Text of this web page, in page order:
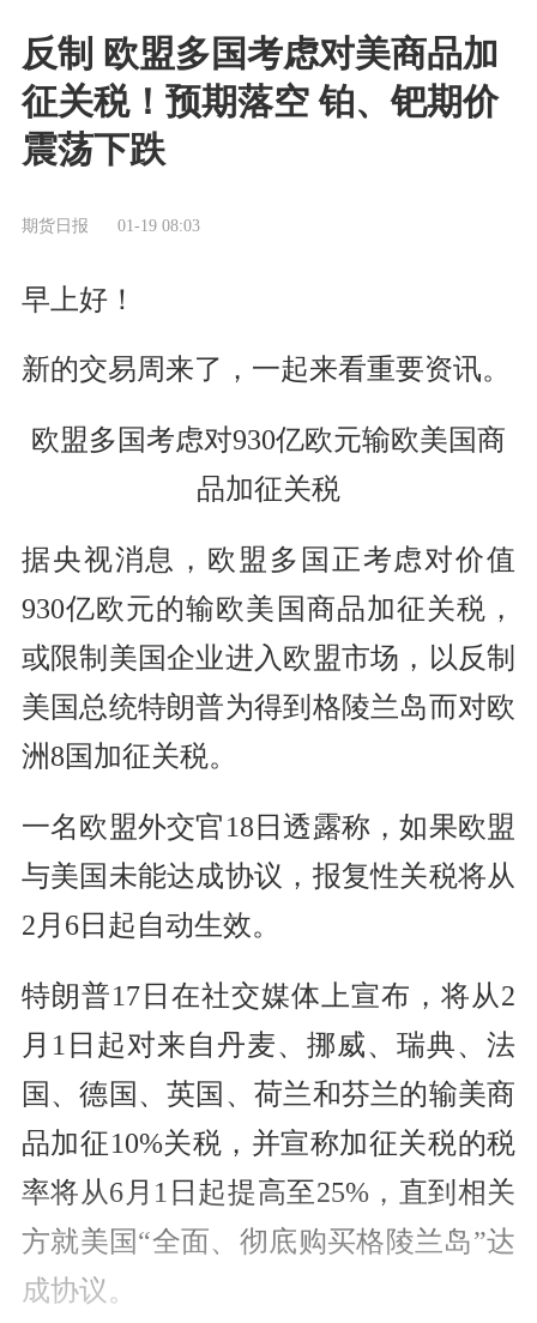
反制 欧盟多国考虑对美商品加
征关税！预期落空 铂、钯期价
震荡下跌
期货日报 01-19 08:03
早上好！
新的交易周来了，一起来看重要资讯。
欧盟多国考虑对930亿欧元输欧美国商
品加征关税
据央视消息，欧盟多国正考虑对价值
930亿欧元的输欧美国商品加征关税，
或限制美国企业进入欧盟市场，以反制
美国总统特朗普为得到格陵兰岛而对欧
洲8国加征关税。
一名欧盟外交官18日透露称，如果欧盟
与美国未能达成协议，报复性关税将从
2月6日起自动生效。
特朗普17日在社交媒体上宣布，将从2
月1日起对来自丹麦、挪威、瑞典、法
国、德国、英国、荷兰和芬兰的输美商
品加征10%关税，并宣称加征关税的税
率将从6月1日起提高至25%，直到相关
方就美国“全面、彻底购买格陵兰岛”达
成协议。